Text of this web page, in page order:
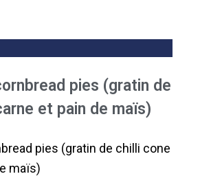
pies (gratin de
et pain de maïs)
pies (gratin de chilli cone
maïs)